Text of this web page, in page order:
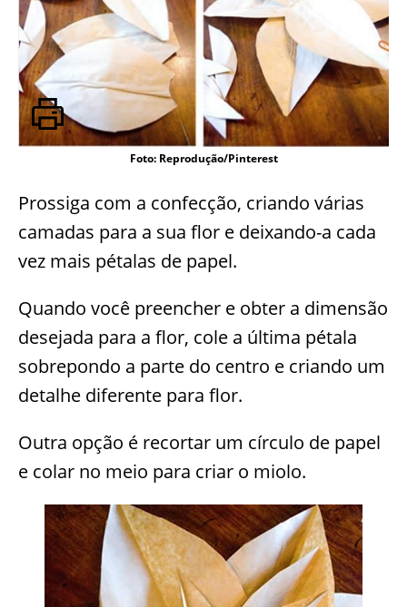
Foto: Reprodução/Pinterest
Prossiga com a confecção, criando várias
camadas para a sua flor e deixando-a cada
vez mais pétalas de papel.
Quando você preencher e obter a dimensão
desejada para a flor, cole a última pétala
sobrepondo a parte do centro e criando um
detalhe diferente para flor.
Outra opção é recortar um círculo de papel
e colar no meio para criar o miolo.